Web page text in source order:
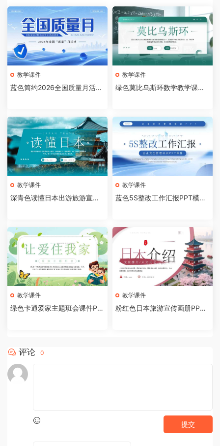
教学课件
蓝色简约2026全国质量月活动
教学课件
绿色莫比乌斯环数学教学课件P
教学课件
深青色读懂日本出游旅游宣传
教学课件
蓝色5S整改工作汇报PPT模板
教学课件
绿色卡通爱家主题班会课件PP
教学课件
粉红色日本旅游宣传画册PPT
评论 0
提交